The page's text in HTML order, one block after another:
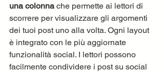
una colonna che permette ai lettori di
scorrere per visualizzare gli argomenti
dei tuoi post uno alla volta. Ogni layout
è integrato con le più aggiornate
funzionalità social. I lettori possono
facilmente condividere i post su social